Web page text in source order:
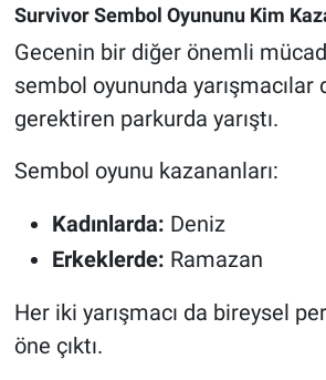
Survivor Sembol Oyununu Kim
Gecenin bir diğer önemli
sembol oyununda yarışmacılar
gerektiren parkurda yarıştı.
Sembol oyunu kazananları:
Kadınlarda: Deniz
Erkeklerde: Ramazan
Her iki yarışmacı da bireysel
öne çıktı.